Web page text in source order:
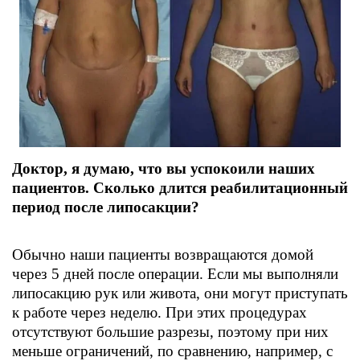
Доктор, я думаю, что вы успокоили наших
пациентов. Сколько длится реабилитационный
период после липосакции?
Обычно наши пациенты возвращаются домой
через 5 дней после операции. Если мы выполняли
липосакцию рук или живота, они могут приступать
к работе через неделю. При этих процедурах
отсутствуют большие разрезы, поэтому при них
меньше ограничений, по сравнению, например, с